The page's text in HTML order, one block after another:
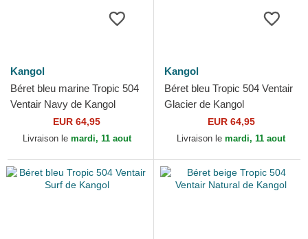
Kangol
Béret bleu marine Tropic 504
Ventair Navy de Kangol
EUR 64,95
Livraison le mardi, 11 aout
Kangol
Béret bleu Tropic 504 Ventair
Glacier de Kangol
EUR 64,95
Livraison le mardi, 11 aout